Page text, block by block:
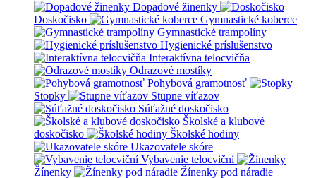
Dopadové žinenky
Doskočisko
Gymnastické koberce
Gymnastické trampolíny
Hygienické príslušenstvo
Interaktívna telocvičňa
Odrazové mostíky
Pohybová gramotnosť
Stopky
Stupne víťazov
Súťažné doskočisko
Školské a klubové
doskočisko
Školské hodiny
Ukazovatele skóre
Vybavenie telocviční
Žínenky
Žínenky pod náradie